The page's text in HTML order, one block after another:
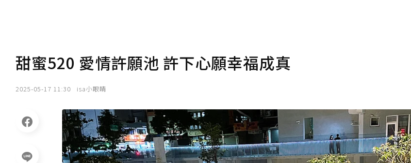
甜蜜520 愛情許願池 許下心願幸福成真
2025-05-17 11:30 isa小眼睛